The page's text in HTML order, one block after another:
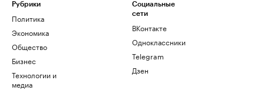
Рубрики
Политика
Экономика
Общество
Бизнес
Технологии и
медиа
Социальные
сети
ВКонтакте
Одноклассники
Telegram
Дзен